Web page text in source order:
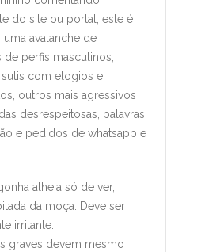
do site ou portal, este é
avalanche de
de perfis masculinos,
com elogios e
outros mais agressivos
desrespeitosas, palavras
e pedidos de whatsapp e
alheia só de ver,
da moça. Deve ser
irritante.
graves devem mesmo